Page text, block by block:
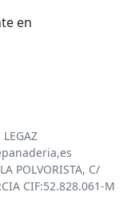
en
POLVORISTA, C/
CIF:52.828.061-M